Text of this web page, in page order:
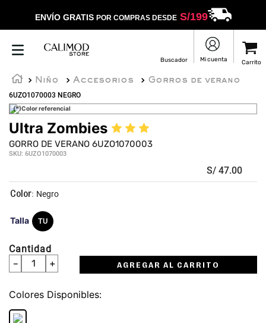
ENVÍO GRATIS POR COMPRAS DESDES/199
Niño Accesorios
Gorros de verano
6UZO1070003 NEGRO
(*)Color referencial
Ultra Zombies ★ ★ ★
GORRO DE VERANO 6UZO1070003
SKU: 6UZO1070003
S/ 47.00
Talla TU
: Negro
Cantidad
＋
－ AGREGAR AL CARRITO
Colores